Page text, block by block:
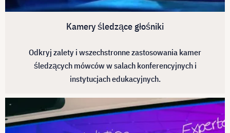
Kamery śledzące głośniki
Odkryj zalety i wszechstronne zastosowania kamer
śledzących mówców w salach konferencyjnych i
instytucjach edukacyjnych.